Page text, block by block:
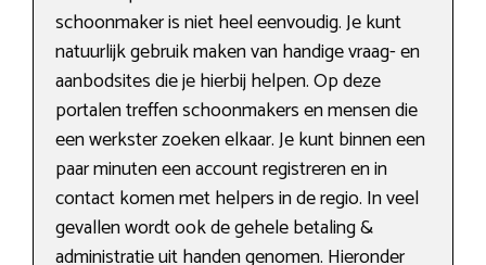
schoonmaker is niet heel eenvoudig. Je kunt
natuurlijk gebruik maken van handige vraag- en
aanbodsites die je hierbij helpen. Op deze
portalen treffen schoonmakers en mensen die
een werkster zoeken elkaar. Je kunt binnen een
paar minuten een account registreren en in
contact komen met helpers in de regio. In veel
gevallen wordt ook de gehele betaling &
administratie uit handen genomen. Hieronder